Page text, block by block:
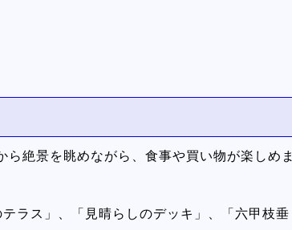
絶景を眺めながら、食事や買い物が楽しめま
ラス」、「見晴らしのデッキ」、「六甲枝垂